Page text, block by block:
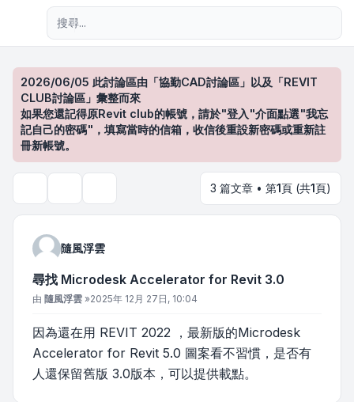
2026/06/05 此討論區由「協勤CAD討論區」以及「REVIT
CLUB討論區」彙整而來
如果您還記得原Revit club的帳號，請於"登入"介面點選"我忘
記自己的密碼"，填寫當時的信箱，收信後重設新密碼或重新註
冊新帳號。
3 篇文章 • 第1頁 (共1頁)
隨風浮雲
尋找 Microdesk Accelerator for Revit 3.0
文章
由 隨風浮雲 »2025年 12月 27日, 10:04
因為還在用 REVIT 2022 ，最新版的Microdesk
Accelerator for Revit 5.0 圖案看不習慣，是否有
人還保留舊版 3.0版本，可以提供載點。